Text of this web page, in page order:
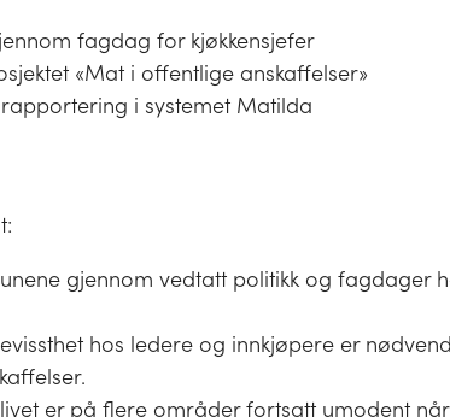
fagdag for kjøkkensjefer
«Mat i offentlige anskaffelser»
i systemet Matilda
gjennom vedtatt politikk og fagdager
hos ledere og innkjøpere er
er på flere områder fortsatt umodent